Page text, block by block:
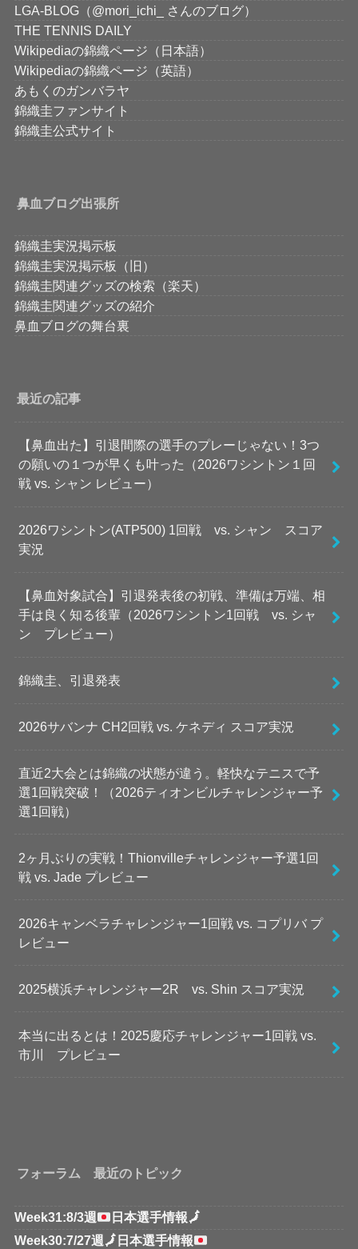
LGA-BLOG（@mori_ichi_ さんのブログ）
THE TENNIS DAILY
Wikipediaの錦織ページ（日本語）
Wikipediaの錦織ページ（英語）
あもくのガンバラヤ
錦織圭ファンサイト
錦織圭公式サイト
鼻血ブログ出張所
錦織圭実況掲示板
錦織圭実況掲示板（旧）
錦織圭関連グッズの検索（楽天）
錦織圭関連グッズの紹介
鼻血ブログの舞台裏
最近の記事
【鼻血出た】引退間際の選手のプレーじゃない！3つ
の願いの１つが早くも叶った（2026ワシントン１回
戦 vs. シャン レビュー）
2026ワシントン(ATP500) 1回戦 vs. シャン スコア
実況
【鼻血対象試合】引退発表後の初戦、準備は万端、相
手は良く知る後輩（2026ワシントン1回戦 vs. シャ
ン プレビュー）
錦織圭、引退発表
2026サバンナ CH2回戦 vs. ケネディ スコア実況
直近2大会とは錦織の状態が違う。軽快なテニスで予
選1回戦突破！（2026ティオンビルチャレンジャー予
選1回戦）
2ヶ月ぶりの実戦！Thionvilleチャレンジャー予選1回
戦 vs. Jade プレビュー
2026キャンベラチャレンジャー1回戦 vs. コプリバ プ
レビュー
2025横浜チャレンジャー2R vs. Shin スコア実況
本当に出るとは！2025慶応チャレンジャー1回戦 vs.
市川 プレビュー
フォーラム 最近のトピック
Week31:8/3週 日本選手情報🗾
Week30:7/27週 🗾 日本選手情報